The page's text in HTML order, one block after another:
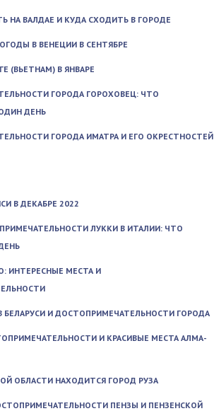
НА ВАЛДАЕ И КУДА СХОДИТЬ В ГОРОДЕ
В ВЕНЕЦИИ В СЕНТЯБРЕ
(ВЬЕТНАМ) В ЯНВАРЕ
ГОРОДА ГОРОХОВЕЦ: ЧТО
ДЕНЬ
ГОРОДА ИМАТРА И ЕГО ОКРЕСТНОСТЕЙ
В ДЕКАБРЕ 2022
ЛУККИ В ИТАЛИИ: ЧТО
ИНТЕРЕСНЫЕ МЕСТА И
БЕЛАРУСИ И ДОСТОПРИМЕЧАТЕЛЬНОСТИ ГОРОДА
И КРАСИВЫЕ МЕСТА АЛМА-
ОБЛАСТИ НАХОДИТСЯ ГОРОД РУЗА
ПЕНЗЫ И ПЕНЗЕНСКОЙ